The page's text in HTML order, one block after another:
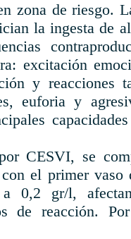
zona de riesgo.
la ingesta de
excitación
y reacciones
euforia y
CESVI, se
el primer
a 0,2 gr/l,
de reacción.